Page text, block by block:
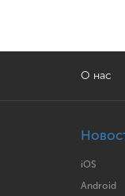
О нас
iOS
Android